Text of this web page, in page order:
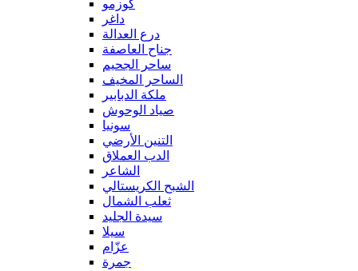
كوزمو
داغر
درع العدالة
جناح العاصفة
ساحر الجحيم
الساحر المخيف
ملكة الدبابير
صياد الوحوش
سونيا
التنين الأرضي
الدب العملاق
الشاعر
الشبح الكريستالي
ثعلب الشمال
سيدة الجليد
سيلا
عزّام
جمرة